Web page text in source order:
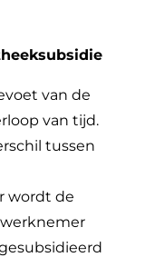
van de
van tijd.
tussen
wordt de